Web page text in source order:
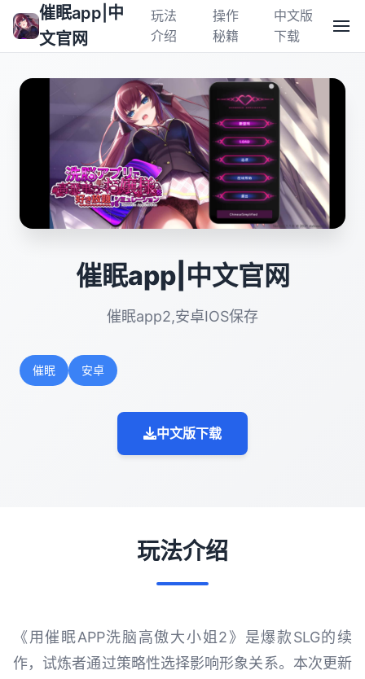
催眠app|中
文官网
玩法
介绍
操作
秘籍
中文版
下载
催眠app|中文官网
催眠app2,安卓IOS保存
催眠 安卓
中文版下载
玩法介绍
《用催眠APP洗脑高傲大小姐2》是爆款SLG的续
作，试炼者通过策略性选择影响形象关系。本次更新